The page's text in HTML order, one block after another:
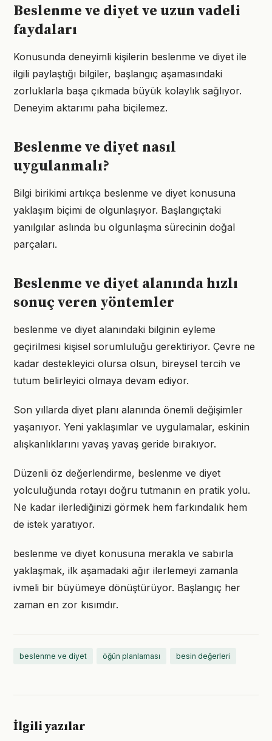
Beslenme ve diyet ve uzun vadeli
faydaları
Konusunda deneyimli kişilerin beslenme ve diyet ile
ilgili paylaştığı bilgiler, başlangıç aşamasındaki
zorluklarla başa çıkmada büyük kolaylık sağlıyor.
Deneyim aktarımı paha biçilemez.
Beslenme ve diyet nasıl
uygulanmalı?
Bilgi birikimi artıkça beslenme ve diyet konusuna
yaklaşım biçimi de olgunlaşıyor. Başlangıçtaki
yanılgılar aslında bu olgunlaşma sürecinin doğal
parçaları.
Beslenme ve diyet alanında hızlı
sonuç veren yöntemler
beslenme ve diyet alanındaki bilginin eyleme
geçirilmesi kişisel sorumluluğu gerektiriyor. Çevre ne
kadar destekleyici olursa olsun, bireysel tercih ve
tutum belirleyici olmaya devam ediyor.
Son yıllarda diyet planı alanında önemli değişimler
yaşanıyor. Yeni yaklaşımlar ve uygulamalar, eskinin
alışkanlıklarını yavaş yavaş geride bırakıyor.
Düzenli öz değerlendirme, beslenme ve diyet
yolculuğunda rotayı doğru tutmanın en pratik yolu.
Ne kadar ilerlediğinizi görmek hem farkındalık hem
de istek yaratıyor.
beslenme ve diyet konusuna merakla ve sabırla
yaklaşmak, ilk aşamadaki ağır ilerlemeyi zamanla
ivmeli bir büyümeye dönüştürüyor. Başlangıç her
zaman en zor kısımdır.
beslenme ve diyet öğün planlaması besin değerleri
İlgili yazılar